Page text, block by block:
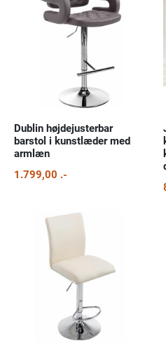
Dublin højdejusterbar
barstol i kunstlæder med
armlæn
1.799,00 .-